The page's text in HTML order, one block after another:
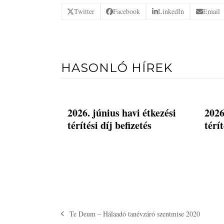
Twitter Facebook LinkedIn Email
HASONLÓ HÍREK
2026. június havi étkezési
térítési díj befizetés
previous
Te Deum – Hálaadó tanévzáró szentmise 2020